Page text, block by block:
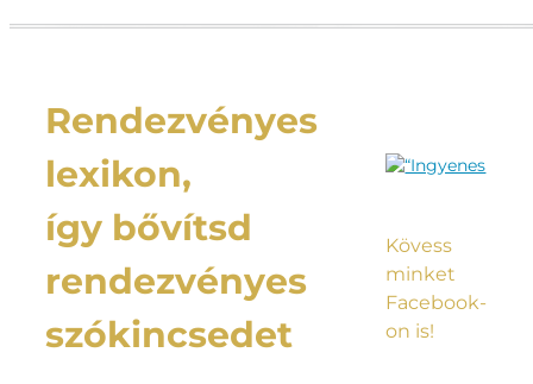
Rendezvényes
lexikon,
így bővítsd
rendezvényes
szókincsedet
Kövess
minket
Facebook-
on is!